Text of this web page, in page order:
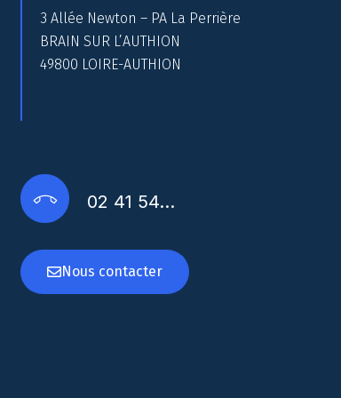
3 Allée Newton – PA La Perrière
BRAIN SUR L’AUTHION
49800 LOIRE-AUTHION
02 41 54…
Nous contacter